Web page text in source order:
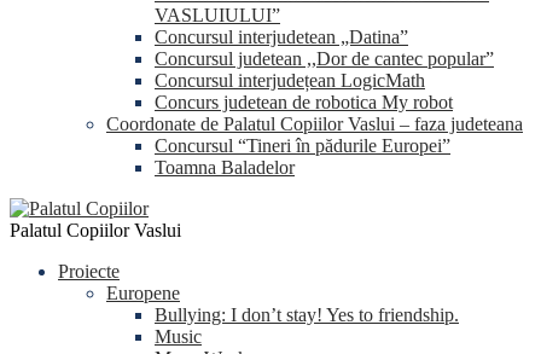
VASLUIULUI”
Concursul interjudetean „Datina”
Concursul judetean ,,Dor de cantec popular”
Concursul interjudețean LogicMath
Concurs judetean de robotica My robot
Coordonate de Palatul Copiilor Vaslui – faza judeteana
Concursul “Tineri în pădurile Europei”
Toamna Baladelor
Palatul Copiilor Vaslui
Proiecte
Europene
Bullying: I don’t stay! Yes to friendship.
Music